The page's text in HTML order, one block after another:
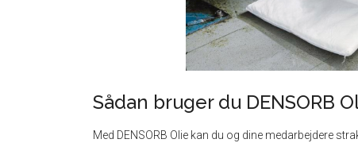
Sådan bruger du DENSORB
Med DENSORB Olie kan du og dine medarbejdere